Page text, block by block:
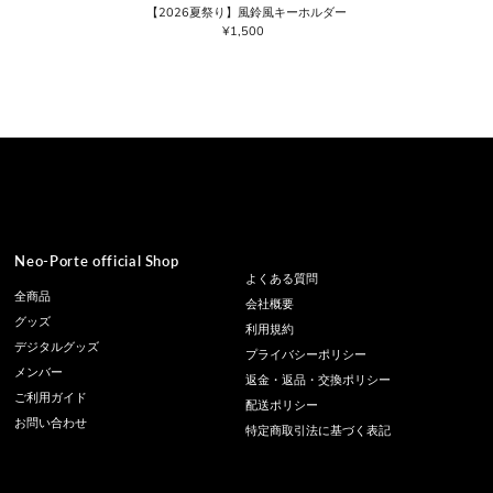
【2026夏祭り】風鈴風キーホルダー
通
¥1,500
Neo-Porte official Shop
全商品
グッズ
デジタルグッズ
メンバー
ご利用ガイド
お問い合わせ
よくある質問
会社概要
利用規約
プライバシーポリシー
返金・返品・交換ポリシー
配送ポリシー
特定商取引法に基づく表記